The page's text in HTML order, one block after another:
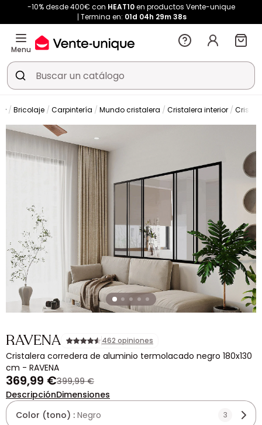
-10% desde 400€ con HEAT10en productos Vente-unique
Termina en: 01d 04h 29m38s
Menu
Bricolaje Carpintería Mundo cristalera Cristalera interior
RAVENA 462 opiniones
Cristalera corredera de aluminio termolacado negro 180x130
cm - RAVENA
369,99 €399,99 €
DescripciónDimensiones
Color (tono) : Negro 3